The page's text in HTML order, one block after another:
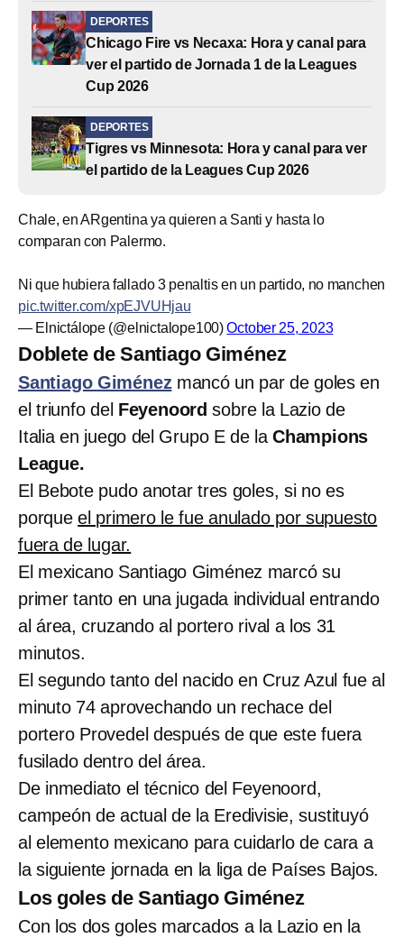
DEPORTES
Chicago Fire vs Necaxa: Hora y canal para
ver el partido de Jornada 1 de la Leagues
Cup 2026
DEPORTES
Tigres vs Minnesota: Hora y canal para ver
el partido de la Leagues Cup 2026
Chale, en ARgentina ya quieren a Santi y hasta lo
comparan con Palermo.
Ni que hubiera fallado 3 penaltis en un partido, no manchen
pic.twitter.com/xpEJVUHjau
— Elnictálope (@elnictalope100)October 25, 2023
Doblete de Santiago Giménez
Santiago Giménez mancó un par de goles en
el triunfo del Feyenoordsobre la Lazio de
Italia en juego del Grupo E de la Champions
League.
El Bebote pudo anotar tres goles, si no es
porqueel primero le fue anulado por supuesto
fuera de lugar.
El mexicano Santiago Giménez marcó su
primer tanto en una jugada individual entrando
al área, cruzando al portero rival a los 31
minutos.
El segundo tanto del nacido en Cruz Azul fue al
minuto 74 aprovechando un rechace del
portero Provedel después de que este fuera
fusilado dentro del área.
De inmediato el técnico del Feyenoord,
campeón de actual de la Eredivisie, sustituyó
al elemento mexicano para cuidarlo de cara a
la siguiente jornada en la liga de Países Bajos.
Los goles de Santiago Giménez
Con los dos goles marcados a la Lazio en la